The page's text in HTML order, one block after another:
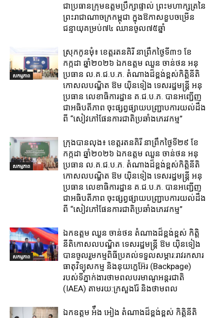
ជាប្រធានក្រុមឧត្តមប្រឹក្សាផ្ទាល់ ព្រះមហាក្សត្រនៃ
ព្រះរាជាណាចក្រកម្ពុជា ក្នុងឱកាសខួបចម្រើន
ជន្មាយុគម្រប់៧៤ ឈានចូល៧៥ឆ្នាំ
សកម្មភាព
ស្រុក​កូនមុំ៖ ខេត្ត​រតនគិរី​ នាព្រឹកថ្ងៃទី៣១​ ខែ
កក្កដា ឆ្នាំ២០២៦ ឯកឧត្តម​ ឈួន ចាន់ថន អនុ
ប្រធាន ល.គ.ជ.ប.ភ. តំណាង​ដ៏ខ្ពង់ខ្ពស់​កិត្តិនីតិ
កោសលបណ្ឌិត​ ឱម​ យ៉ិនទៀង​ ទេសរដ្ឋមន្រ្តី​ អនុ
ប្រធាន​ លេខាធិការ​ដ្ឋាន​ គ.ជ.ប.ភ​. បានអញ្ជើញ
ជាអធិបតីភាព​ ចុះផ្សព្វផ្សាយ​បញ្ជ្រាប​ការ​យល់​ដឹង​
ពី​ “សៀវភៅផែនការជាតិប្រឆាំងភេរវកម្ម”
សកម្មភាព
ក្រុង​បាន​លុង​៖ ខេត្ត​រតនគិរី​ នាព្រឹកថ្ងៃទី២៩ ខែ
កក្កដា ឆ្នាំ២០២៦ ឯកឧត្តម​ ឈួន ចាន់ថន អនុ
ប្រធាន ល.គ.ជ.ប.ភ. តំណាង​ដ៏ខ្ពង់ខ្ពស់​កិត្តិនីតិ
កោសលបណ្ឌិត​ ឱម​ យ៉ិនទៀង​ ទេសរដ្ឋមន្រ្តី​ អនុ
ប្រធាន​ លេខាធិការ​ដ្ឋាន​ គ.ជ.ប.ភ​. បានអញ្ជើញ
ជាអធិបតីភាព​ ចុះផ្សព្វផ្សាយ​បញ្ជ្រាប​ការ​យល់​ដឹង​
ពី​ “សៀវភៅផែនការជាតិប្រឆាំងភេរវកម្ម”
សកម្មភាព
ឯកឧត្តម ឈួន​ ចាន់ថន​ តំណាងដ៏ខ្ពង់ខ្ពស់ កិត្តិ
នីតិកោសលបណ្ឌិត ទេសរដ្ឋមន្ត្រី ឱម យ៉ិនទៀង
បានចូលរួមកម្មពិធីប្រគល់ទទួលសម្ភារ:​រាវរកសារ
ធាតុវិទ្យុសកម្ម​ និង​នុយក្លេអ៊ែរ​ (Backpage)
របស់ទីភ្នាក់ងារថាមពលបរមាណូអន្តរជាតិ
(IAEA) តាមរយ:ក្រសួងរ៉ែ និងថាមពល​
ឯកឧត្តម អ៉ឹង អៀង តំណាងដ៏ខ្ពង់ខ្ពស់ កិត្តិនីតិ